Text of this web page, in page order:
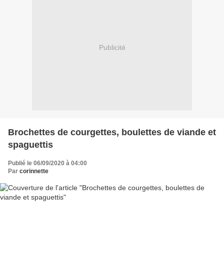
Publicité
Brochettes de courgettes, boulettes de viande et
spaguettis
Publié le 06/09/2020 à 04:00
Par corinnette